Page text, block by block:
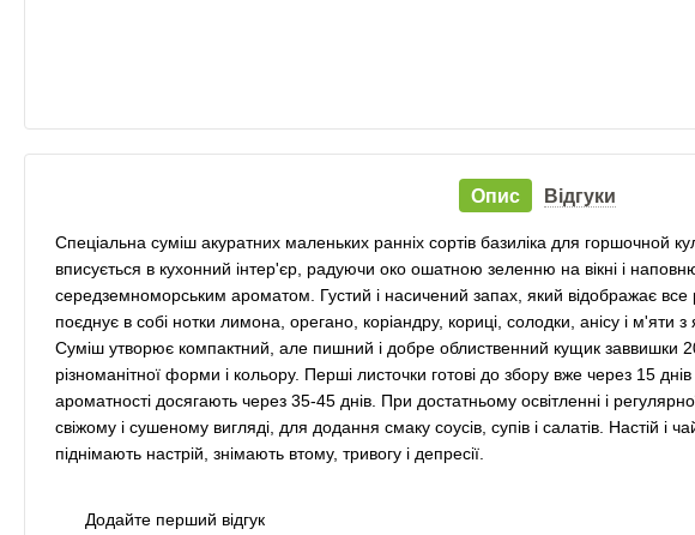
Опис Відгуки
Спеціальна суміш акуратних маленьких ранніх сортів базиліка для горшочной
вписується в кухонний інтер'єр, радуючи око ошатною зеленню на вікні і
середземноморським ароматом. Густий і насичений запах, який відображає все
поєднує в собі нотки лимона, орегано, коріандру, кориці, солодки, анісу і
Суміш утворює компактний, але пишний і добре облиственний кущик заввишки
різноманітної форми і кольору. Перші листочки готові до збору вже через 15
ароматності досягають через 35-45 днів. При достатньому освітленні і
свіжому і сушеному вигляді, для додання смаку соусів, супів і салатів. Настій і
піднімають настрій, знімають втому, тривогу і депресії.
Додайте перший відгук